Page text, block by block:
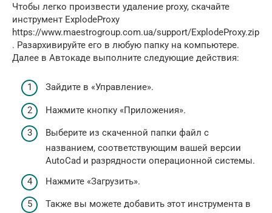
Чтобы легко произвести удаление proxy, скачайте
инструмент ExplodeProxy
https://www.maestrogroup.com.ua/support/ExplodeProxy.zip
. Разархивируйте его в любую папку на компьютере.
Далее в Автокаде выполните следующие действия:
Зайдите в «Управление».
Нажмите кнопку «Приложения».
Выберите из скаченной папки файл с
названием, соответствующим вашей версии
AutoCad и разрядности операционной системы.
Нажмите «Загрузить».
Также вы можете добавить этот инструмента в